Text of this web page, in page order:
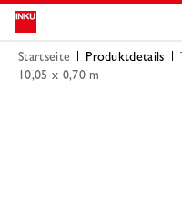
Startseite Produktdetails
10,05 x 0,70 m